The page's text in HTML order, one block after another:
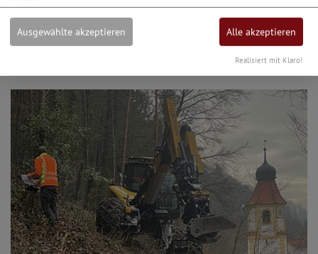
Ausgewählte akzeptieren Alle akzeptieren
Realisiert mit Klaro!